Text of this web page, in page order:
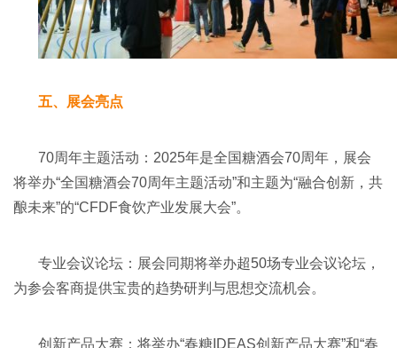
五、展会亮点
70周年主题活动：2025年是全国糖酒会70周年，展会
将举办“全国糖酒会70周年主题活动”和主题为“融合创新，共
酿未来”的“CFDF食饮产业发展大会”。
专业会议论坛：展会同期将举办超50场专业会议论坛，
为参会客商提供宝贵的趋势研判与思想交流机会。
创新产品大赛：将举办“春糖IDEAS创新产品大赛”和“春